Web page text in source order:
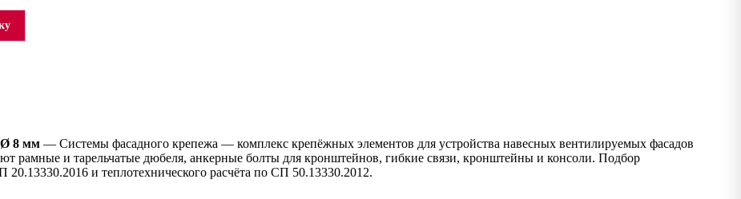
Ø 8 мм — Системы фасадного крепежа — комплекс крепёжных элементов для устройства навесных вентилируемых фасадов
и тарельчатые дюбеля, анкерные болты для кронштейнов, гибкие связи, кронштейны и консоли. Подбор
20.13330.2016 и теплотехнического расчёта по СП 50.13330.2012.